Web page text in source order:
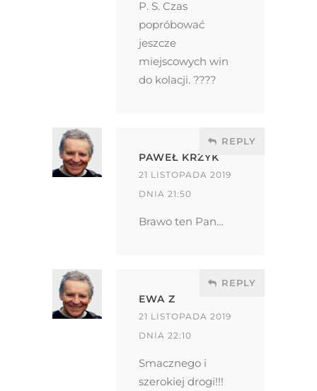
P. S. Czas
popróbować
jeszcze
miejscowych win
do kolacji. ????
PAWEŁ KRZYK
21 LISTOPADA 2019
DNIA 21:50
REPLY
Brawo ten Pan…
EWA Z
21 LISTOPADA 2019
DNIA 22:10
REPLY
Smacznego i
szerokiej drogi!!!